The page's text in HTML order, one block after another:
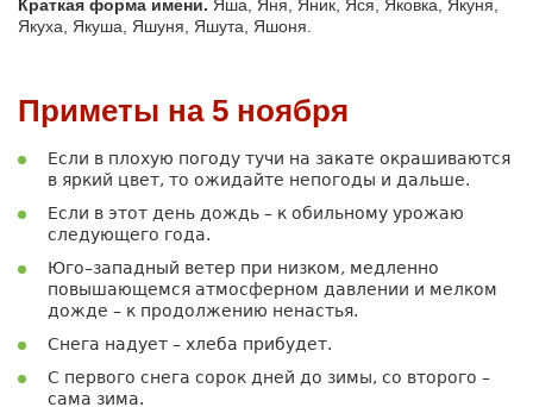
Краткая форма имени. Яша, Яня, Яник, Яся, Яковка, Якуня,
Якуха, Якуша, Яшуня, Яшута, Яшоня.
Приметы на 5 ноября
Если в плохую погоду тучи на закате окрашиваются
в яркий цвет, то ожидайте непогоды и дальше.
Если в этот день дождь – к обильному урожаю
следующего года.
Юго–западный ветер при низком, медленно
повышающемся атмосферном давлении и мелком
дожде – к продолжению ненастья.
Снега надует – хлеба прибудет.
С первого снега сорок дней до зимы, со второго –
сама зима.